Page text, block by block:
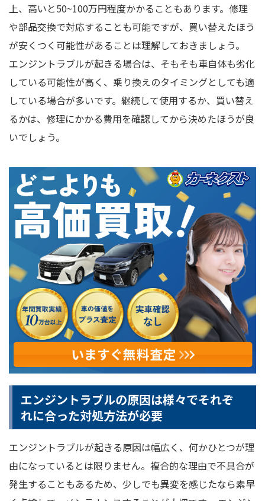
上、高いと50~100万円程度かかることもあります。修理
や部品交換で対応することも可能ですが、買い替えたほう
が安くつく可能性があることは理解しておきましょう。
エンジントラブルが起きる場合は、そもそも車自体も劣化
している可能性が高く、乗り換えのタイミングとしても適
している場合が多いです。継続して使用するか、買い替え
るかは、修理にかかる費用を確認してから決めたほうが良
いでしょう。
エンジントラブルの原因は様々でそれぞ
れに合った対処方法が必要
エンジントラブルが起きる原因は幅広く、何かひとつが理
由になっているとは限りません。複合的な理由で不具合が
発生することもあるため、少しでも異変を感じたなら素早